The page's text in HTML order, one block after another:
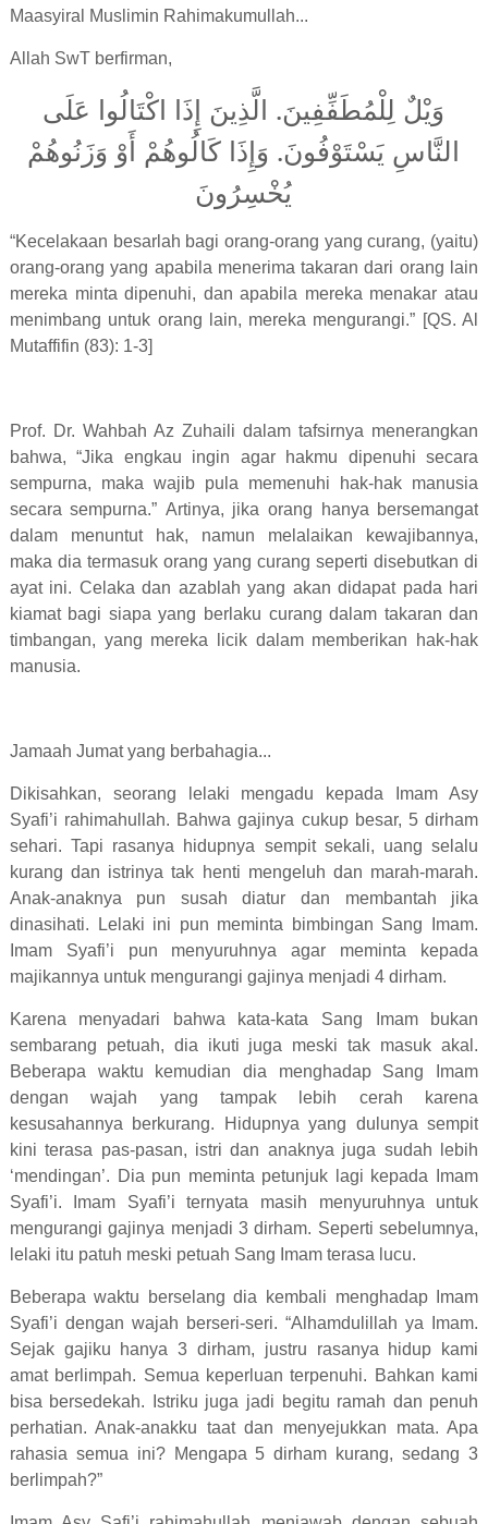
Maasyiral Muslimin Rahimakumullah...
Allah SwT berfirman,
وَيْلٌ لِلْمُطَفِّفِينَ. الَّذِينَ إِذَا اكْتَالُوا عَلَى
النَّاسِ يَسْتَوْفُونَ. وَإِذَا كَالُوهُمْ أَوْ وَزَنُوهُمْ
يُخْسِرُونَ
“Kecelakaan besarlah bagi orang-orang yang curang, (yaitu)
orang-orang yang apabila menerima takaran dari orang lain
mereka minta dipenuhi, dan apabila mereka menakar atau
menimbang untuk orang lain, mereka mengurangi.” [QS. Al
Mutaffifin (83): 1-3]
Prof. Dr. Wahbah Az Zuhaili dalam tafsirnya menerangkan
bahwa, “Jika engkau ingin agar hakmu dipenuhi secara
sempurna, maka wajib pula memenuhi hak-hak manusia
secara sempurna.” Artinya, jika orang hanya bersemangat
dalam menuntut hak, namun melalaikan kewajibannya,
maka dia termasuk orang yang curang seperti disebutkan di
ayat ini. Celaka dan azablah yang akan didapat pada hari
kiamat bagi siapa yang berlaku curang dalam takaran dan
timbangan, yang mereka licik dalam memberikan hak-hak
manusia.
Jamaah Jumat yang berbahagia...
Dikisahkan, seorang lelaki mengadu kepada Imam Asy
Syafi’i rahimahullah. Bahwa gajinya cukup besar, 5 dirham
sehari. Tapi rasanya hidupnya sempit sekali, uang selalu
kurang dan istrinya tak henti mengeluh dan marah-marah.
Anak-anaknya pun susah diatur dan membantah jika
dinasihati. Lelaki ini pun meminta bimbingan Sang Imam.
Imam Syafi’i pun menyuruhnya agar meminta kepada
majikannya untuk mengurangi gajinya menjadi 4 dirham.
Karena menyadari bahwa kata-kata Sang Imam bukan
sembarang petuah, dia ikuti juga meski tak masuk akal.
Beberapa waktu kemudian dia menghadap Sang Imam
dengan wajah yang tampak lebih cerah karena
kesusahannya berkurang. Hidupnya yang dulunya sempit
kini terasa pas-pasan, istri dan anaknya juga sudah lebih
‘mendingan’. Dia pun meminta petunjuk lagi kepada Imam
Syafi’i. Imam Syafi’i ternyata masih menyuruhnya untuk
mengurangi gajinya menjadi 3 dirham. Seperti sebelumnya,
lelaki itu patuh meski petuah Sang Imam terasa lucu.
Beberapa waktu berselang dia kembali menghadap Imam
Syafi’i dengan wajah berseri-seri. “Alhamdulillah ya Imam.
Sejak gajiku hanya 3 dirham, justru rasanya hidup kami
amat berlimpah. Semua keperluan terpenuhi. Bahkan kami
bisa bersedekah. Istriku juga jadi begitu ramah dan penuh
perhatian. Anak-anakku taat dan menyejukkan mata. Apa
rahasia semua ini? Mengapa 5 dirham kurang, sedang 3
berlimpah?”